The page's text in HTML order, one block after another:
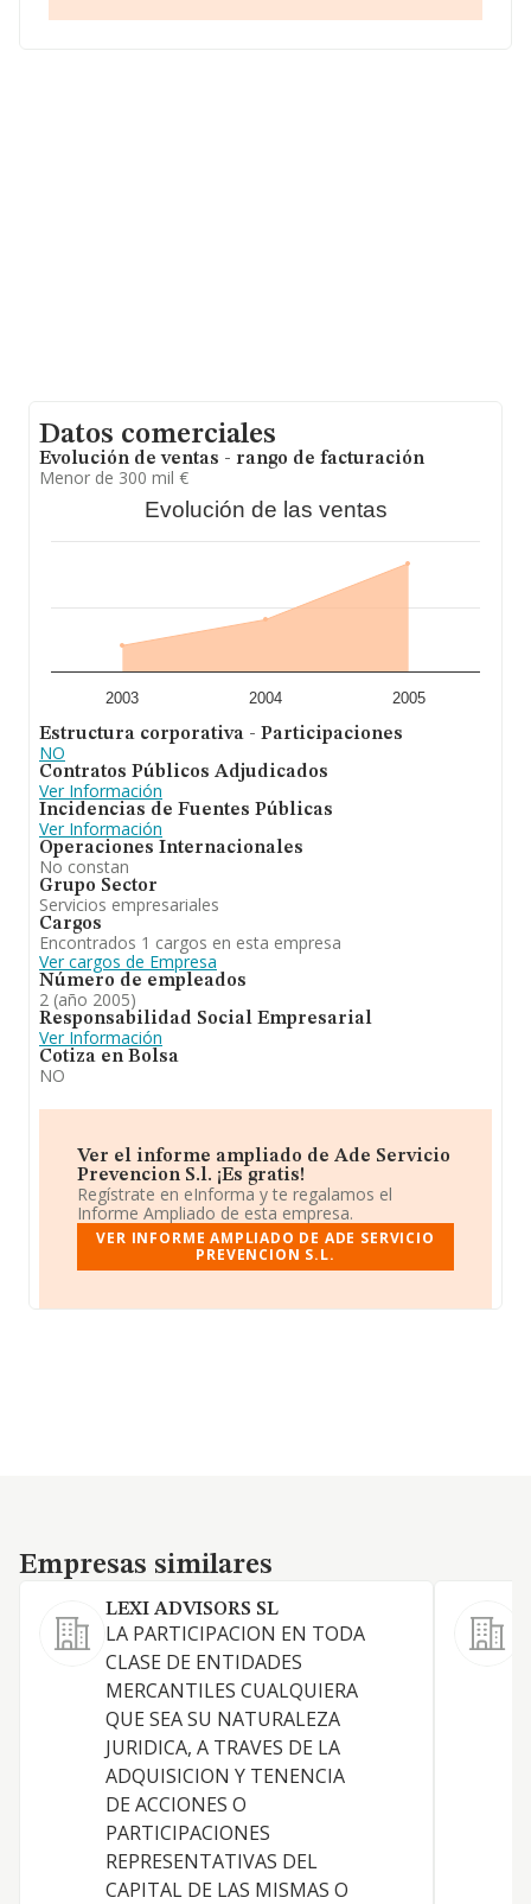
en Isles Baleares, Islas Baleares.
Datos comerciales
Evolución de ventas - rango de facturación
Menor de 300 mil €
Evolución de las ventas
2003 2004 2005
Estructura corporativa - Participaciones
NO
Contratos Públicos Adjudicados
Ver Información
Incidencias de Fuentes Públicas
Ver Información
Operaciones Internacionales
No constan
Grupo Sector
Servicios empresariales
Cargos
Encontrados 1 cargos en esta empresa
Ver cargos de Empresa
Número de empleados
2 (año 2005)
Responsabilidad Social Empresarial
Ver Información
Cotiza en Bolsa
NO
Ver el informe ampliado de Ade Servicio
Prevencion S.l. ¡Es gratis!
Regístrate en eInforma y te regalamos el
Informe Ampliado de esta empresa.
VER INFORME AMPLIADO DE ADE SERVICIO
PREVENCION S.L.
Empresas similares
Empresas similares
LEXI ADVISORS SL
LA PARTICIPACION EN TODA
CLASE DE ENTIDADES
MERCANTILES CUALQUIERA
QUE SEA SU NATURALEZA
JURIDICA, A TRAVES DE LA
ADQUISICION Y TENENCIA
DE ACCIONES O
PARTICIPACIONES
REPRESENTATIVAS DEL
CAPITAL DE LAS MISMAS O